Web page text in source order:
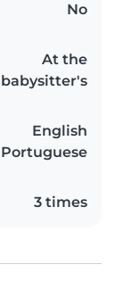
No
At the
babysitter's
English
Portuguese
3 times